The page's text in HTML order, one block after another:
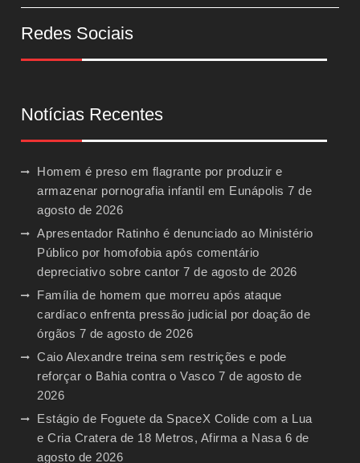
Redes Sociais
Notícias Recentes
Homem é preso em flagrante por produzir e
armazenar pornografia infantil em Eunápolis 7 de
agosto de 2026
Apresentador Ratinho é denunciado ao Ministério
Público por homofobia após comentário
depreciativo sobre cantor 7 de agosto de 2026
Família de homem que morreu após ataque
cardíaco enfrenta pressão judicial por doação de
órgãos 7 de agosto de 2026
Caio Alexandre treina sem restrições e pode
reforçar o Bahia contra o Vasco 7 de agosto de
2026
Estágio de Foguete da SpaceX Colide com a Lua
e Cria Cratera de 18 Metros, Afirma a Nasa 6 de
agosto de 2026